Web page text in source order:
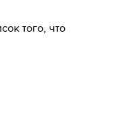
того, что